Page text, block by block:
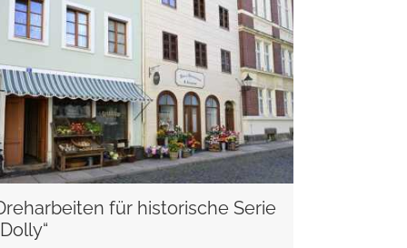
für historische Serie
weiterlesen